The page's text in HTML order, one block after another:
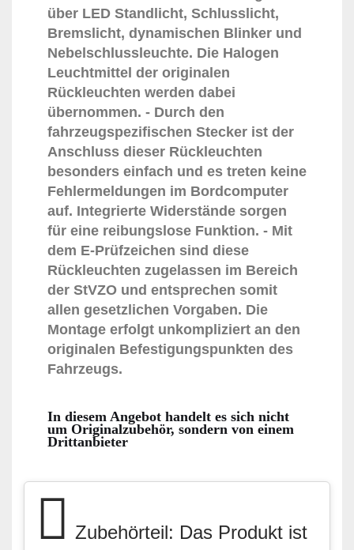
über LED Standlicht, Schlusslicht,
Bremslicht, dynamischen Blinker und
Nebelschlussleuchte. Die Halogen
Leuchtmittel der originalen
Rückleuchten werden dabei
übernommen. - Durch den
fahrzeugspezifischen Stecker ist der
Anschluss dieser Rückleuchten
besonders einfach und es treten keine
Fehlermeldungen im Bordcomputer
auf. Integrierte Widerstände sorgen
für eine reibungslose Funktion. - Mit
dem E-Prüfzeichen sind diese
Rückleuchten zugelassen im Bereich
der StVZO und entsprechen somit
allen gesetzlichen Vorgaben. Die
Montage erfolgt unkompliziert an den
originalen Befestigungspunkten des
Fahrzeugs.
In diesem Angebot handelt es sich nicht
um Originalzubehör, sondern von einem
Drittanbieter
Zubehörteil: Das Produkt ist